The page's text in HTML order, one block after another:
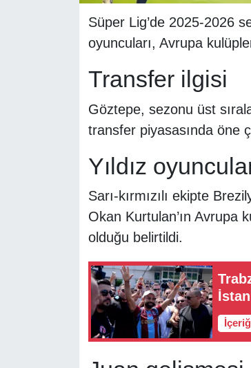
Süper Lig’de 2025-2026
oyuncuları, Avrupa
Transfer ilgisi
Göztepe, sezonu üst
transfer piyasasında öne
Yıldız
Sarı-kırmızılı ekipte
Okan Kurtulan’ın Avrupa
olduğu belirtildi.